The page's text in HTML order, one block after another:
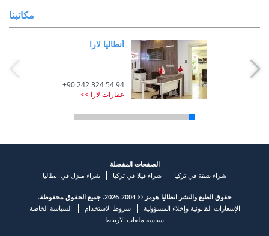
مكاتبنا
أنطاليا لارا
+90 242 324 54 94
عقارات لارا >>
الصفحات المفضلة
شراء شقة في تركيا
شراء فيلا في تركيا شراء منزل في انطاليا
حقوق الطبع والنشر انطاليا هومز © 2004-2026. جميع الحقوق محفوظة.
الإشعارات القانونية وإخلاء المسؤولية
شروط الاستخدام
السياسة الخاصة
سياسة ملفات الارتباط